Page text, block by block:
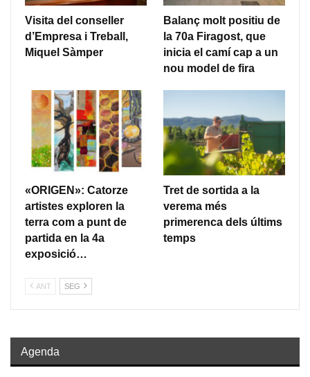
Visita del conseller
d’Empresa i Treball,
Miquel Sàmper
Balanç molt positiu de
la 70a Firagost, que
inicia el camí cap a un
nou model de fira
«ORIGEN»: Catorze
artistes exploren la
terra com a punt de
partida en la 4a
exposició…
Tret de sortida a la
verema més
primerenca dels últims
temps
ANT SEG
Agenda